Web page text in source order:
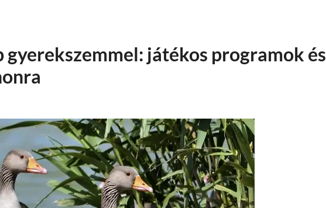
játékos programok és